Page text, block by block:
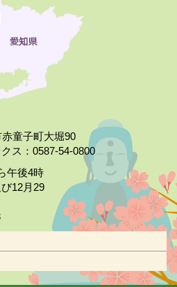
童子町大堀90
ス：0587-54-0800
午後4時
12月29